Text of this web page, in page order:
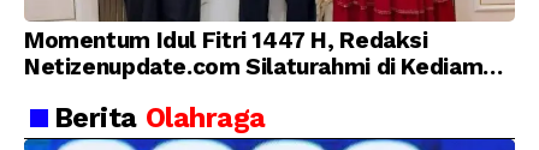
Momentum Idul Fitri 1447 H, Redaksi
Netizenupdate.com Silaturahmi di Kediaman
Berita Olahraga